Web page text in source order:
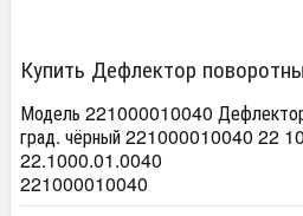
Купить Дефлектор
Модель 221000010040
град. чёрный 221000010040 22
22.1000.01.0040
221000010040